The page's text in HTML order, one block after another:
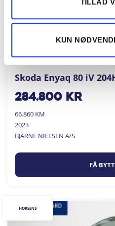
KUN
Skoda Enyaq 80 iV
284.800kr
66.860 KM
2023
BJARNE NIELSEN A/S
FÅ
HORSENS